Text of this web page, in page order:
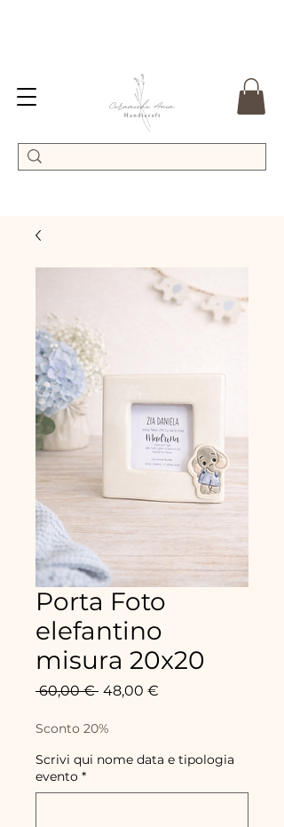
Porta Foto
elefantino
misura 20x20
60,00 € Precio
48,00 €
Sconto 20%
Scrivi qui nome data e tipologia
evento *